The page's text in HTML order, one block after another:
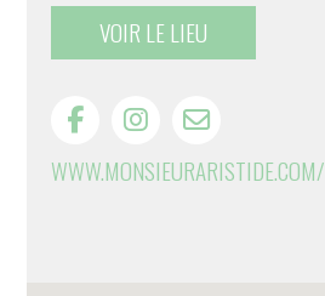
VOIR LE LIEU
WWW.MONSIEURARISTIDE.COM/